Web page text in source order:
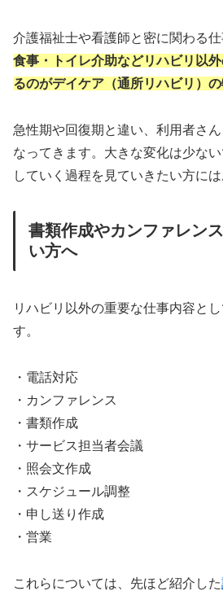
介護福祉士や看護師と密に関わる仕
食事・トイレ介助などリハビリ以
るのがデイケア（通所リハビリ）
急性期や回復期と違い、利用者さ
なってきます。大きな変化は少な
していく過程を見ていきたい方には
書類作成やカンファレン
い方へ
リハビリ以外の重要な仕事内容と
す。
・電話対応
・カンファレンス
・書類作成
・サービス担当者会議
・照会文作成
・スケジュール調整
・申し送り作成
・営業
これらについては、先ほど紹介した